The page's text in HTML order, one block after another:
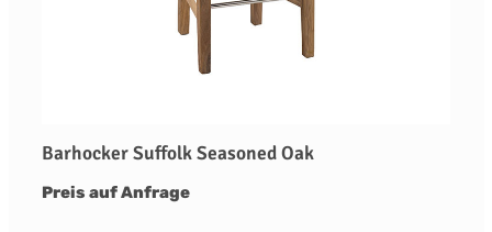
Barhocker Suffolk Seasoned Oak
Preis auf Anfrage